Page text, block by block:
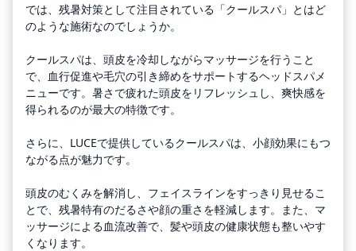
では、残暑対策として注目されている「クールスパ」とはど
のような施術なのでしょうか。
クールスパは、頭皮を冷却しながらマッサージを行うこと
で、血行促進や毛穴の引き締めをサポートするヘッドスパメ
ニューです。暑さで疲れた頭皮をリフレッシュし、爽快感を
得られるのが最大の特徴です。
さらに、LUCEで提供しているクールスパは、小顔効果にもつ
ながる点が魅力です。
頭皮のむくみを解消し、フェイスラインをすっきり見せるこ
とで、残暑特有のだるさや顔の重さを軽減します。また、マ
ッサージによる血流改善で、髪や頭皮の健康状態も整いやす
くなります。